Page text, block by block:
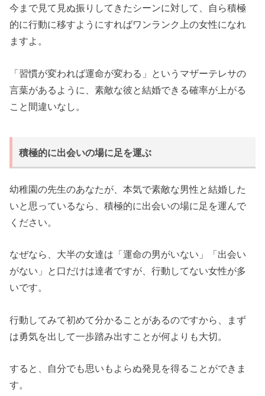
今まで見て見ぬ振りしてきたシーンに対して、自ら積極
的に行動に移すようにすればワンランク上の女性になれ
ますよ。
「習慣が変われば運命が変わる」というマザーテレサの
言葉があるように、素敵な彼と結婚できる確率が上がる
こと間違いなし。
積極的に出会いの場に足を運ぶ
幼稚園の先生のあなたが、本気で素敵な男性と結婚した
いと思っているなら、積極的に出会いの場に足を運んで
ください。
なぜなら、大半の女達は「運命の男がいない」「出会い
がない」と口だけは達者ですが、行動してない女性が多
いです。
行動してみて初めて分かることがあるのですから、まず
は勇気を出して一歩踏み出すことが何よりも大切。
すると、自分でも思いもよらぬ発見を得ることができま
す。